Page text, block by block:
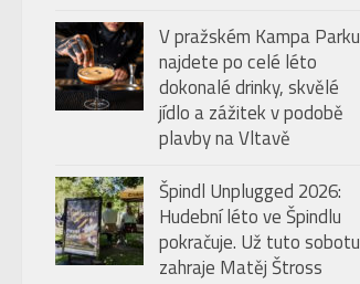
V pražském Kampa Parku
najdete po celé léto
dokonalé drinky, skvělé
jídlo a zážitek v podobě
plavby na Vltavě
Špindl Unplugged 2026:
Hudební léto ve Špindlu
pokračuje. Už tuto sobotu
zahraje Matěj Štross